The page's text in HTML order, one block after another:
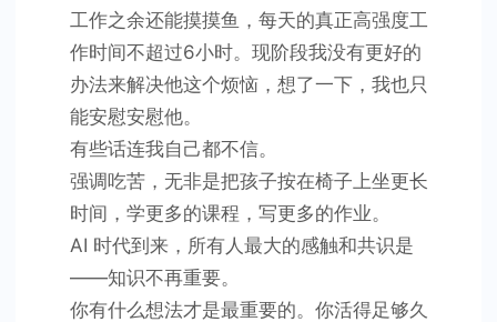
工作之余还能摸摸鱼，每天的真正高强度工
作时间不超过6小时。现阶段我没有更好的
办法来解决他这个烦恼，想了一下，我也只
能安慰安慰他。
有些话连我自己都不信。
强调吃苦，无非是把孩子按在椅子上坐更长
时间，学更多的课程，写更多的作业。
AI 时代到来，所有人最大的感触和共识是
——知识不再重要。
你有什么想法才是最重要的。你活得足够久